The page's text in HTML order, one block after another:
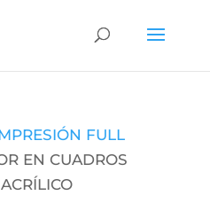
FULL
EN CUADROS